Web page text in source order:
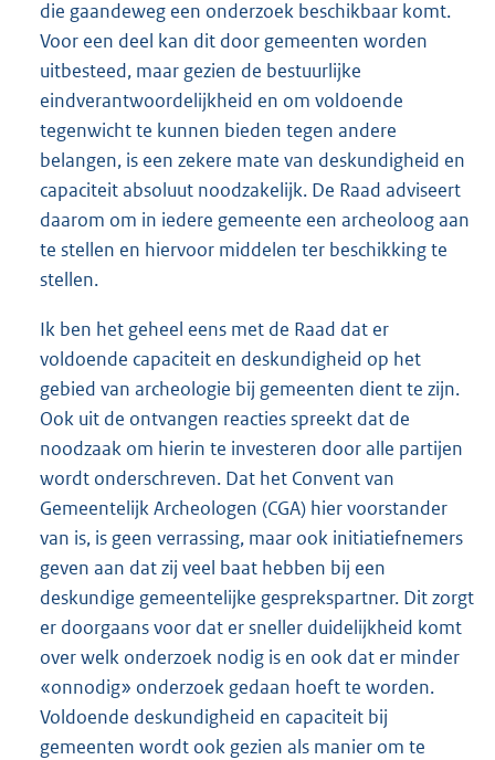
die gaandeweg een onderzoek beschikbaar komt.
Voor een deel kan dit door gemeenten worden
uitbesteed, maar gezien de bestuurlijke
eindverantwoordelijkheid en om voldoende
tegenwicht te kunnen bieden tegen andere
belangen, is een zekere mate van deskundigheid en
capaciteit absoluut noodzakelijk. De Raad adviseert
daarom om in iedere gemeente een archeoloog aan
te stellen en hiervoor middelen ter beschikking te
stellen.
Ik ben het geheel eens met de Raad dat er
voldoende capaciteit en deskundigheid op het
gebied van archeologie bij gemeenten dient te zijn.
Ook uit de ontvangen reacties spreekt dat de
noodzaak om hierin te investeren door alle partijen
wordt onderschreven. Dat het Convent van
Gemeentelijk Archeologen (CGA) hier voorstander
van is, is geen verrassing, maar ook initiatiefnemers
geven aan dat zij veel baat hebben bij een
deskundige gemeentelijke gesprekspartner. Dit zorgt
er doorgaans voor dat er sneller duidelijkheid komt
over welk onderzoek nodig is en ook dat er minder
«onnodig» onderzoek gedaan hoeft te worden.
Voldoende deskundigheid en capaciteit bij
gemeenten wordt ook gezien als manier om te